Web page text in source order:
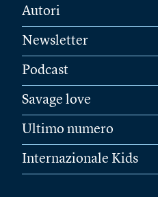
Autori
Newsletter
Podcast
Savage love
Ultimo numero
Internazionale Kids